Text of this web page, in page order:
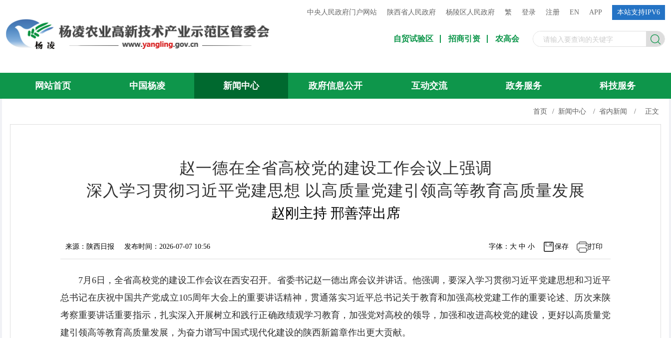
中央人民政府门户网站 陕西省人民政府 杨陵区人民政府 繁 登录 注册 EN APP 本站支持IPV6
自贸试验区 招商引资 农高会
网站首页 中国杨凌 新闻中心 政府信息公开 互动交流 政务服务 科技服务
首页 / 新闻中心 / 省内新闻 / 正文
赵一德在全省高校党的建设工作会议上强调
深入学习贯彻习近平党建思想 以高质量党建引领高等教育高质量发展
赵刚主持 邢善萍出席
来源：陕西日报 发布时间：2026-07-07 10:56 打印
保存
字体： 大 中 小
7月6日，全省高校党的建设工作会议在西安召开。省委书记赵一德出席会议并讲话。他强调，要深入学习贯彻习近平党建思想和习近平
总书记在庆祝中国共产党成立105周年大会上的重要讲话精神，贯通落实习近平总书记关于教育和加强高校党建工作的重要论述、历次来陕
考察重要讲话重要指示，扎实深入开展树立和践行正确政绩观学习教育，加强党对高校的领导，加强和改进高校党的建设，更好以高质量党
建引领高等教育高质量发展，为奋力谱写中国式现代化建设的陕西新篇章作出更大贡献。